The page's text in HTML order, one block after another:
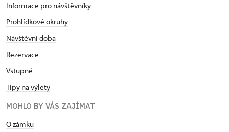
Informace pro návštěvníky
Prohlídkové okruhy
Návštěvní doba
Rezervace
Vstupné
Tipy na výlety
MOHLO BY VÁS ZAJÍMAT
O zámku